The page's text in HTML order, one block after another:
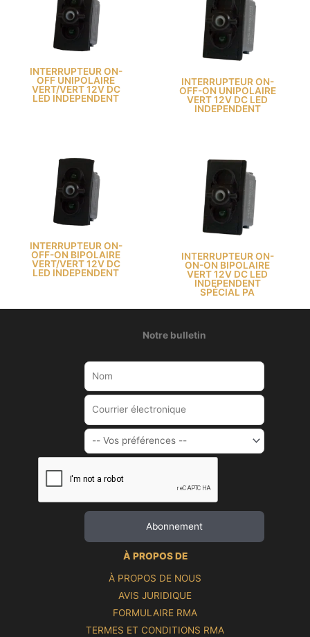
INTERRUPTEUR ON-
OFF UNIPOLAIRE
VERT/VERT 12V DC
LED INDEPENDENT
INTERRUPTEUR ON-
OFF-ON UNIPOLAIRE
VERT 12V DC LED
INDEPENDENT
INTERRUPTEUR ON-
OFF-ON BIPOLAIRE
VERT/VERT 12V DC
LED INDEPENDENT
INTERRUPTEUR ON-
ON-ON BIPOLAIRE
VERT 12V DC LED
INDEPENDENT
SPÉCIAL PA
Notre bulletin
À PROPOS DE
À PROPOS DE NOUS
AVIS JURIDIQUE
FORMULAIRE RMA
TERMES ET CONDITIONS RMA